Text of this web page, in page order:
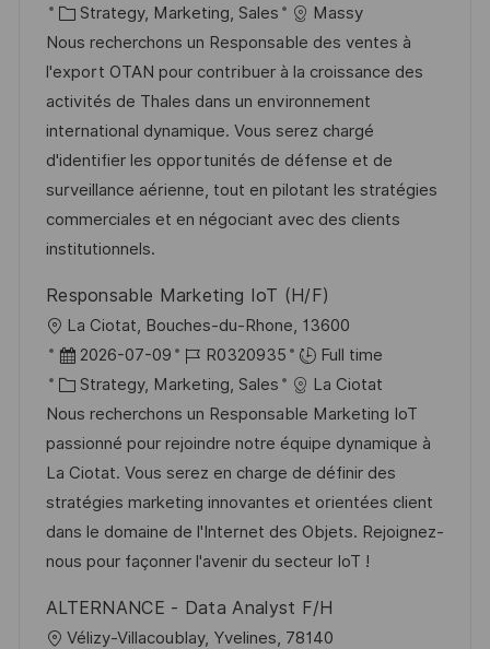
c
a
t
i
o
n
s
t
e
d
D
a
t
e
o
b
I
d
C
a
t
e
g
o
r
y
Strategy, Marketing, Sales
Massy
Nous recherchons un Responsable des ventes à
l'export OTAN pour contribuer à la croissance des
activités de Thales dans un environnement
international dynamique. Vous serez chargé
d'identifier les opportunités de défense et de
surveillance aérienne, tout en pilotant les stratégies
commerciales et en négociant avec des clients
institutionnels.
Responsable Marketing IoT (H/F)
L
o
c
a
t
i
o
n
La Ciotat, Bouches-du-Rhone, 13600
P
o
s
t
e
d
D
a
e
2026-07-09
J
o
b
I
d
R0320935
Full time
C
a
t
e
g
o
r
Strategy, Marketing, Sales
La Ciotat
Nous recherchons un Responsable Marketing IoT
passionné pour rejoindre notre équipe dynamique à
La Ciotat. Vous serez en charge de définir des
stratégies marketing innovantes et orientées client
dans le domaine de l'Internet des Objets. Rejoignez-
nous pour façonner l'avenir du secteur IoT !
ALTERNANCE - Data Analyst F/H
L
Vélizy-Villacoublay, Yvelines, 78140